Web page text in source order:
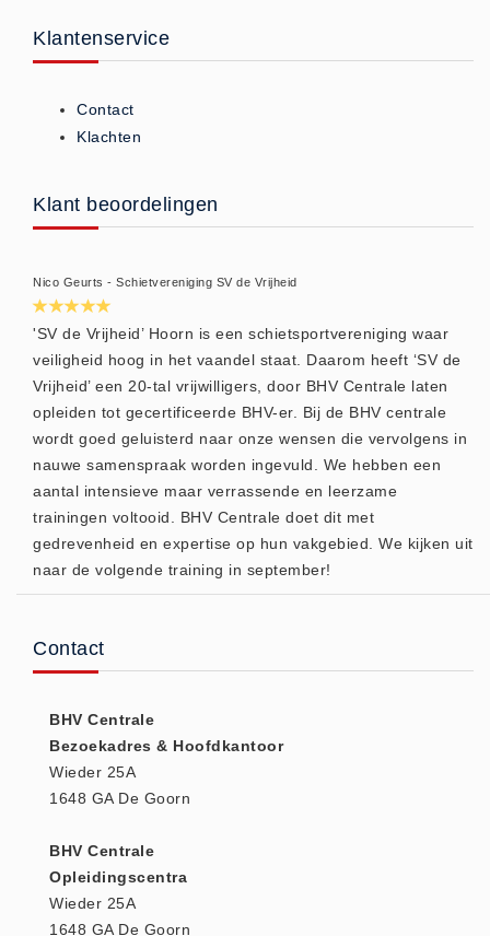
Inspectiecentrale
Ons Team
Nieuws
Contact
Klachten
Privacy
Retourneren
Algemene Voorwaarden
Vacatures
Winkel
(20)
AED apparaten (11)
Actie (5)
AED
AED elektroden (18)
Beademings materialen (6)
BHV Kasten
BHV Kleding
Klantenservice
Contact
Klachten
Klant beoordelingen
Nico Geurts - Schietvereniging SV de Vrijheid
'SV de Vrijheid’ Hoorn is een schietsportvereniging waar
veiligheid hoog in het vaandel staat. Daarom heeft ‘SV de
Vrijheid’ een 20-tal vrijwilligers, door BHV Centrale laten
opleiden tot gecertificeerde BHV-er. Bij de BHV centrale
wordt goed geluisterd naar onze wensen die vervolgens in
nauwe samenspraak worden ingevuld. We hebben een
aantal intensieve maar verrassende en leerzame
trainingen voltooid. BHV Centrale doet dit met
gedrevenheid en expertise op hun vakgebied. We kijken uit
naar de volgende training in september!
Contact
BHV Centrale
Bezoekadres & Hoofdkantoor
Wieder 25A
1648 GA De Goorn
BHV Centrale
Opleidingscentra
Wieder 25A
1648 GA De Goorn